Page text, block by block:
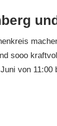
sooo
von